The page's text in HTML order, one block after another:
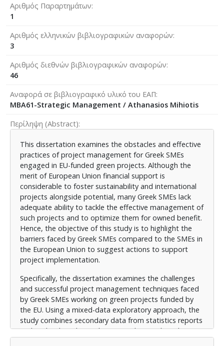
Αριθμός Παραρτημάτων
1
Αριθμός ελληνικών βιβλιογραφικών αναφορών
3
Αριθμός διεθνών βιβλιογραφικών αναφορών
46
Αναφορά σε βιβλιογραφικό υλικό του ΕΑΠ
MBA61-Strategic Management / Athanasios Mihiotis
Περίληψη (Abstract)
This dissertation examines the obstacles and effective
practices of project management for Greek SMEs
engaged in EU-funded green projects. Although the
merit of European Union financial support is
considerable to foster sustainability and international
projects alongside potential, many Greek SMEs lack
adequate ability to tackle the effective management of
such projects and to optimize them for owned benefit.
Hence, the objective of this study is to highlight the
barriers faced by Greek SMEs compared to the SMEs in
the European Union to suggest actions to support
project implementation.
Specifically, the dissertation examines the challenges
and successful project management techniques faced
by Greek SMEs working on green projects funded by
the EU. Using a mixed-data exploratory approach, the
study combines secondary data from statistics reports
and EU-level studies with primary data gathered via a